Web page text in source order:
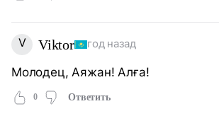
V Viktor год назад
Молодец, Аяжан! Алға!
0 Ответить